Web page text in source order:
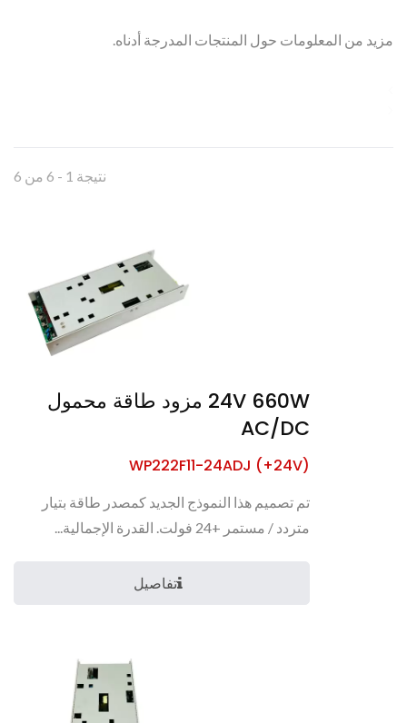
مزيد من المعلومات حول المنتجات المدرجة أدناه.
نتيجة 1 - 6 من 6
24V 660W مزود طاقة محمول
AC/DC
WP222F11-24ADJ (+24V)
تم تصميم هذا النموذج الجديد كمصدر طاقة بتيار
متردد / مستمر +24 فولت. القدرة الإجمالية...
تفاصيل